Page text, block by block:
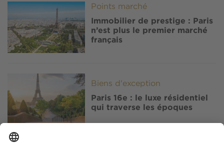
Image Points marché
Immobilier de prestige : Paris
n’est plus le premier marché
français
Biens d'exception
Paris 16e : le luxe résidentiel
qui traverse les époques